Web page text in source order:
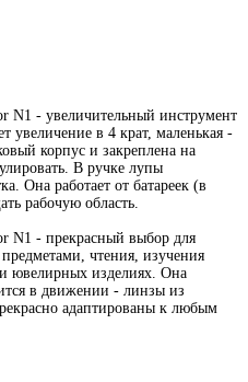
N1 - увеличительный инструмент
увеличение в 4 крат, маленькая -
корпус и закреплена на
В ручке лупы
Она работает от батареек (в
рабочую область.
N1 - прекрасный выбор для
чтения, изучения
ювелирных изделиях. Она
в движении - линзы из
адаптированы к любым